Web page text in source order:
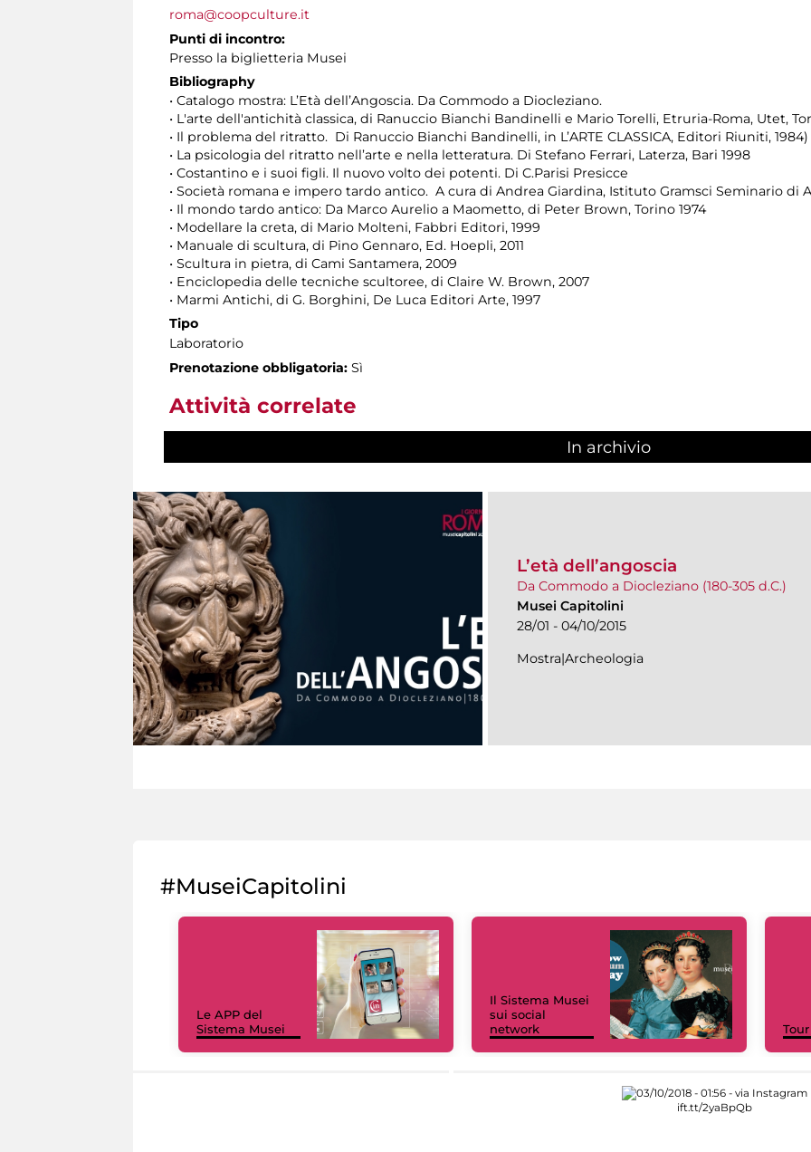
roma@coopculture.it
Punti di incontro:
Presso la biglietteria Musei
Bibliography
• Catalogo mostra: L’Età dell’Angoscia. Da Commodo a Diocleziano.
• L'arte dell'antichità classica, di Ranuccio Bianchi Bandinelli e Mario Torelli, Etruria-Roma, Utet,
• Il problema del ritratto. Di Ranuccio Bianchi Bandinelli, in L’ARTE CLASSICA, Editori Riuniti, 1984)
• La psicologia del ritratto nell’arte e nella letteratura. Di Stefano Ferrari, Laterza, Bari 1998
• Costantino e i suoi figli. Il nuovo volto dei potenti. Di C.Parisi Presicce
• Società romana e impero tardo antico. A cura di Andrea Giardina, Istituto Gramsci Seminario di
• Il mondo tardo antico: Da Marco Aurelio a Maometto, di Peter Brown, Torino 1974
• Modellare la creta, di Mario Molteni, Fabbri Editori, 1999
• Manuale di scultura, di Pino Gennaro, Ed. Hoepli, 2011
• Scultura in pietra, di Cami Santamera, 2009
• Enciclopedia delle tecniche scultoree, di Claire W. Brown, 2007
• Marmi Antichi, di G. Borghini, De Luca Editori Arte, 1997
Tipo
Laboratorio
Prenotazione obbligatoria: Sì
Attività correlate
In archivio
L’età dell’angoscia
Da Commodo a Diocleziano (180-305 d.C.)
Musei Capitolini
28/01 - 04/10/2015
Mostra|Archeologia
#MuseiCapitolini
Le APP del
Sistema Musei
Il Sistema Musei
sui social
network